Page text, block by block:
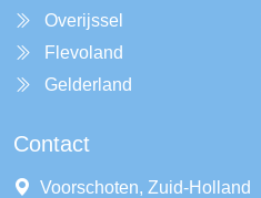
Overijssel
Flevoland
Gelderland
Contact
Voorschoten, Zuid-Holland